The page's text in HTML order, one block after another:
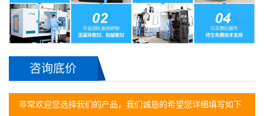
咨询底价
非常欢迎您选择我们的产品，我们诚恳的希望您详细填写如下